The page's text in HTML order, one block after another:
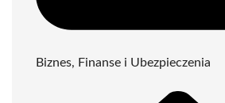
Biznes, Finanse i Ubezpieczenia